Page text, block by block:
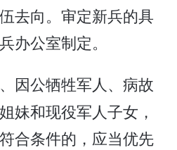
去向。审定新兵的具
办公室制定。
因公牺牲军人、病故
妹和现役军人子女，
合条件的，应当优先